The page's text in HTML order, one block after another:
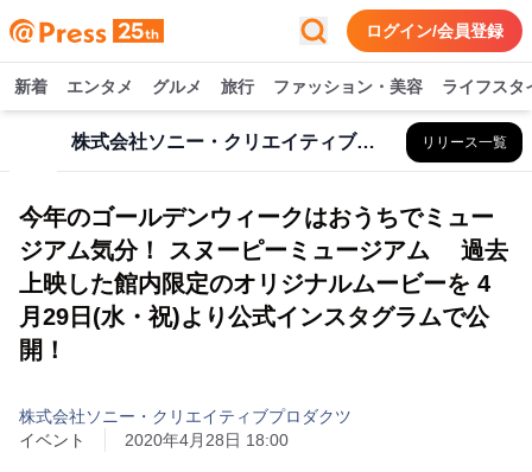
ログイン/会員登録
新着 エンタメ グルメ 旅行 ファッション・美容 ライフスタ
株式会社ソニー・クリエイティブプロダクツ リリース一覧
今年のゴールデンウィークはおうちでミュー
ジアム気分！ スヌーピーミュージアム 過去
上映した館内限定のオリジナルムービーを 4
月29日(水・祝)より公式インスタグラムで公
開！
株式会社ソニー・クリエイティブプロダクツ
イベント
2020年4月28日 18:00